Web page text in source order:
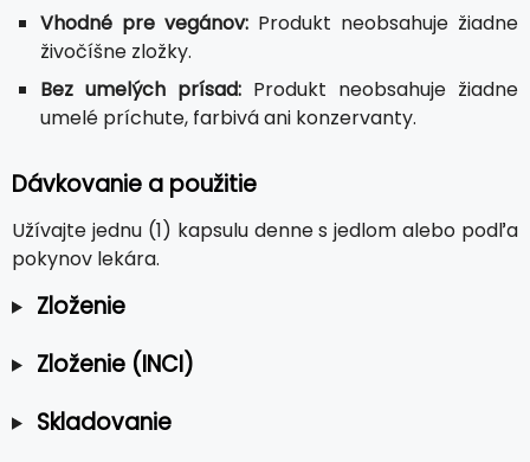
Vhodné pre vegánov: Produkt neobsahuje žiadne
živočíšne zložky.
Bez umelých prísad: Produkt neobsahuje žiadne
umelé príchute, farbivá ani konzervanty.
Dávkovanie a použitie
Užívajte jednu (1) kapsulu denne s jedlom alebo podľa
pokynov lekára.
Zloženie
Zloženie (INCI)
Skladovanie